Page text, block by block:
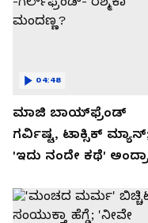
ಮಾಜಿ ಬಾಯ್‌ಫ್ರೆಂಡ್
ಗರ್ವಿಷ್ಟ, ಟಾಕ್ಸಿಕ್
'ಇದು ನಂದೇ ಕಥೆ' ಅಂದ್ರಾ
ಮಂದಣ್ಣ?
04:48